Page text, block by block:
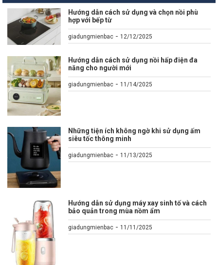
Hướng dẫn cách sử dụng và chọn nồi phù
hợp với bếp từ
giadungmienbac - 12/12/2025
Hướng dẫn cách sử dụng nồi hấp điện đa
năng cho người mới
giadungmienbac - 11/14/2025
Những tiện ích không ngờ khi sử dụng ấm
siêu tốc thông minh
giadungmienbac - 11/13/2025
Hướng dẫn sử dụng máy xay sinh tố và cách
bảo quản trong mùa nồm ẩm
giadungmienbac - 11/11/2025